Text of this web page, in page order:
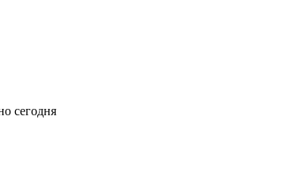
сегодня